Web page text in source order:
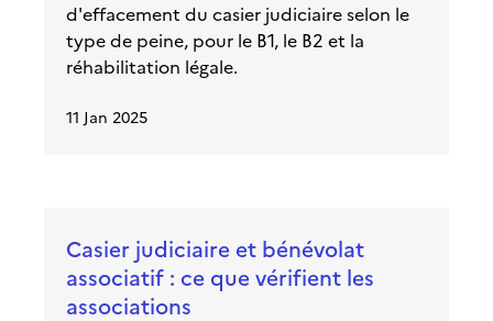
d'effacement du casier judiciaire selon le
type de peine, pour le B1, le B2 et la
réhabilitation légale.
11 Jan 2025
Casier judiciaire et bénévolat
associatif : ce que vérifient les
associations